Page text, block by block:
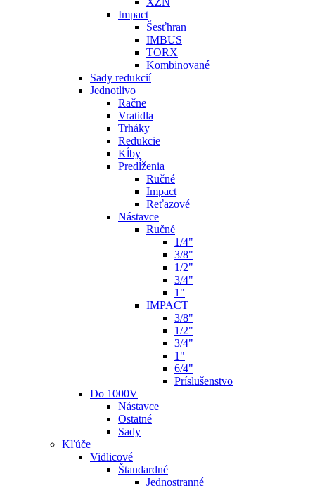
Impact
Šesťhran
IMBUS
TORX
Kombinované
Sady redukcií
Jednotlivo
Račne
Vratidla
Trháky
Redukcie
Kĺby
Predĺženia
Ručné
Impact
Reťazové
Nástavce
Ručné
1/4"
3/8"
1/2"
3/4"
1"
IMPACT
3/8"
1/2"
3/4"
1"
6/4"
Príslušenstvo
Do 1000V
Nástavce
Ostatné
Sady
Kľúče
Vidlicové
Štandardné
Jednostranné